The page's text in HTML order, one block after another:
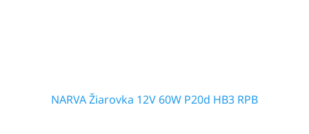
NARVA Žiarovka 12V 60W P20d HB3 RPB